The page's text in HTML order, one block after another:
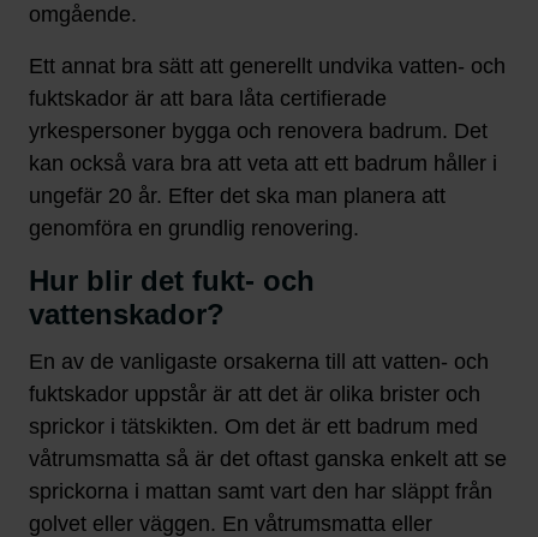
omgående.
Ett annat bra sätt att generellt undvika vatten- och
fuktskador är att bara låta certifierade
yrkespersoner bygga och renovera badrum. Det
kan också vara bra att veta att ett badrum håller i
ungefär 20 år. Efter det ska man planera att
genomföra en grundlig renovering.
Hur blir det fukt- och
vattenskador?
En av de vanligaste orsakerna till att vatten- och
fuktskador uppstår är att det är olika brister och
sprickor i tätskikten. Om det är ett badrum med
våtrumsmatta så är det oftast ganska enkelt att se
sprickorna i mattan samt vart den har släppt från
golvet eller väggen. En våtrumsmatta eller